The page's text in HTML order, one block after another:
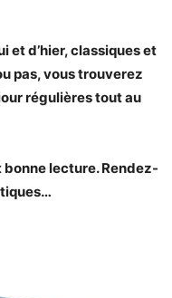
et d’hier, classiques et
pas, vous trouverez
régulières tout au
lecture. Rendez-